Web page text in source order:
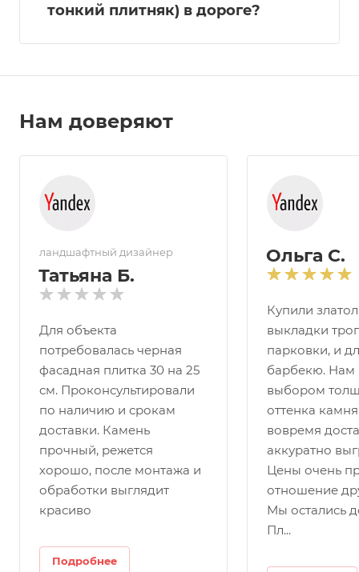
тонкий плитняк) в дороге?
Нам доверяют
ландшафтный дизайнер
Татьяна Б.
Для объекта
потребовалась черная
фасадная плитка 30 на 25
см. Проконсультировали
по наличию и срокам
доставки. Камень
прочный, режется
хорошо, после монтажа и
обработки выглядит
красиво
Подробнее
Ольга С.
Купили
выкладки
парковки, и
барбекю. Нам
выбором
оттенка
вовремя
аккуратно
Цены очень
отношение
Мы остались
Пл...